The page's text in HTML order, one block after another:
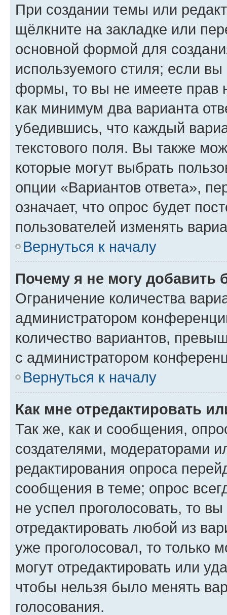
При создании темы или
щёлкните на закладке или
основной формой для
используемого стиля; если
формы, то вы не имеете прав
как минимум два варианта
убедившись, что каждый
текстового поля. Вы также
которые могут выбрать
опции «Вариантов ответа»,
означает, что опрос будет
пользователей изменять
Вернуться к началу
Почему я не могу добавить
Ограничение количества
администратором
количество вариантов,
с администратором
Вернуться к началу
Как мне отредактировать
Так же, как и сообщения,
создателями, модераторами
редактирования опроса
сообщения в теме; опрос
не успел проголосовать, то
отредактировать любой из
уже проголосовал, то только
могут отредактировать или
чтобы нельзя было менять
голосования.